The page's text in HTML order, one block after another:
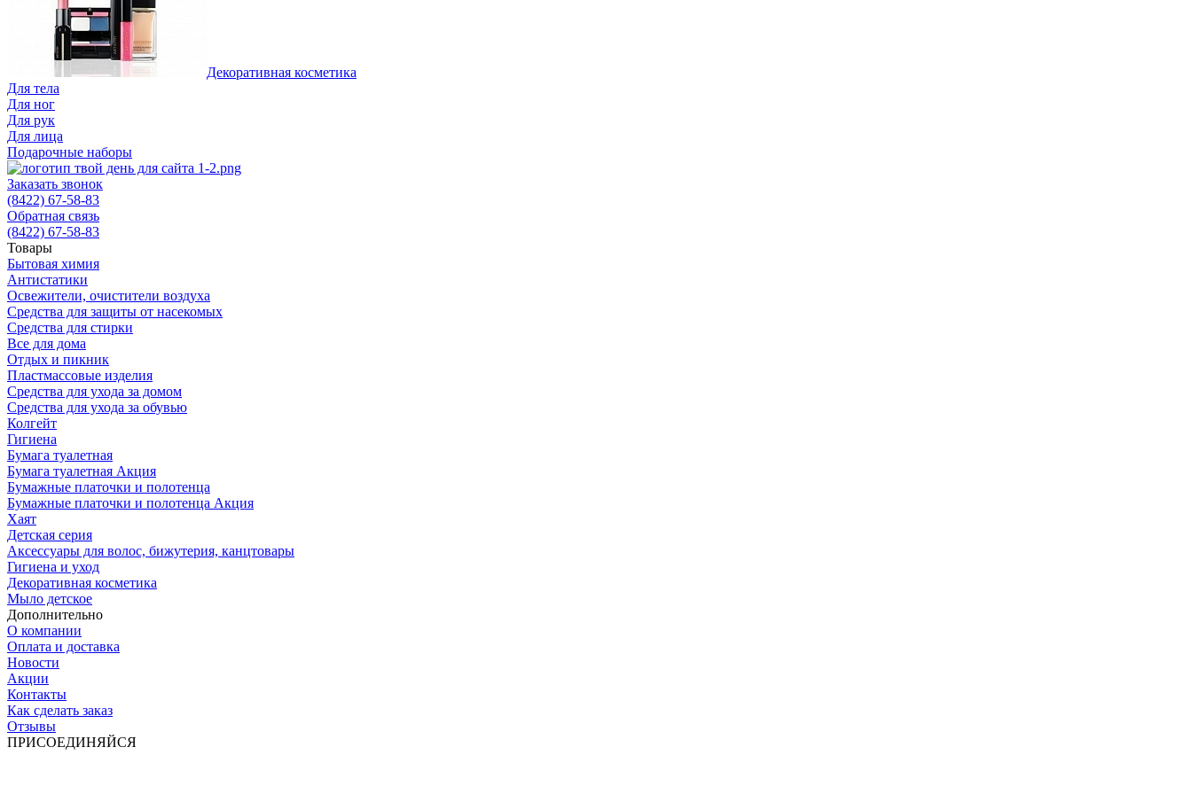
Декоративная косметика
Для тела
Для ног
Для рук
Для лица
Подарочные наборы
Заказать звонок
(8422) 67-58-83
Обратная связь
(8422) 67-58-83
Товары
Бытовая химия
Антистатики
Освежители, очистители воздуха
Средства для защиты от насекомых
Средства для стирки
Все для дома
Отдых и пикник
Пластмассовые изделия
Средства для ухода за домом
Средства для ухода за обувью
Колгейт
Гигиена
Бумага туалетная
Бумага туалетная Акция
Бумажные платочки и полотенца
Бумажные платочки и полотенца Акция
Хаят
Детская серия
Аксессуары для волос, бижутерия, канцтовары
Гигиена и уход
Декоративная косметика
Мыло детское
Дополнительно
О компании
Оплата и доставка
Новости
Акции
Контакты
Как сделать заказ
Отзывы
ПРИСОЕДИНЯЙСЯ